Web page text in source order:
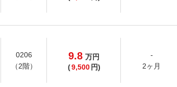
0206
（2階）
9.8 万円
(9,500 円)
-
2ヶ月